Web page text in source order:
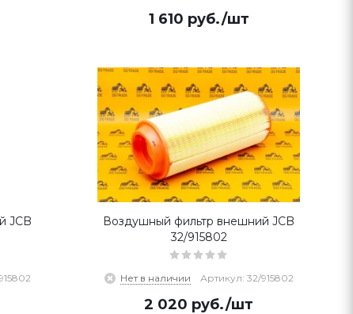
1 610 руб./шт
JCB
Воздушный фильтр внешний JCB
32/915802
Нет в наличии Артикул: 32/915802
2 020 руб./шт